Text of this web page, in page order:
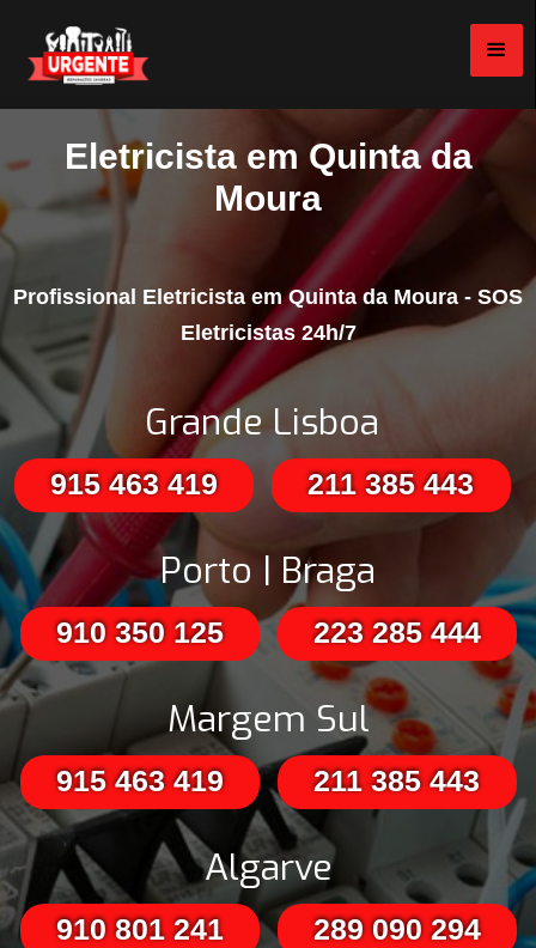
Eletricista em Quinta da
Moura
Profissional Eletricista em Quinta da Moura - SOS
Eletricistas 24h/7
Grande Lisboa
915 463 419 211 385 443
Porto | Braga
910 350 125 223 285 444
Margem Sul
915 463 419 211 385 443
Algarve
910 801 241 289 090 294